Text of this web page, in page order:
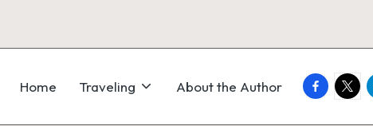
Home Traveling About the Author